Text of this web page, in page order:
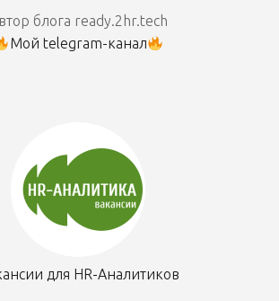
блога ready.2hr.tech
Мой telegram-канал
для HR-Аналитиков